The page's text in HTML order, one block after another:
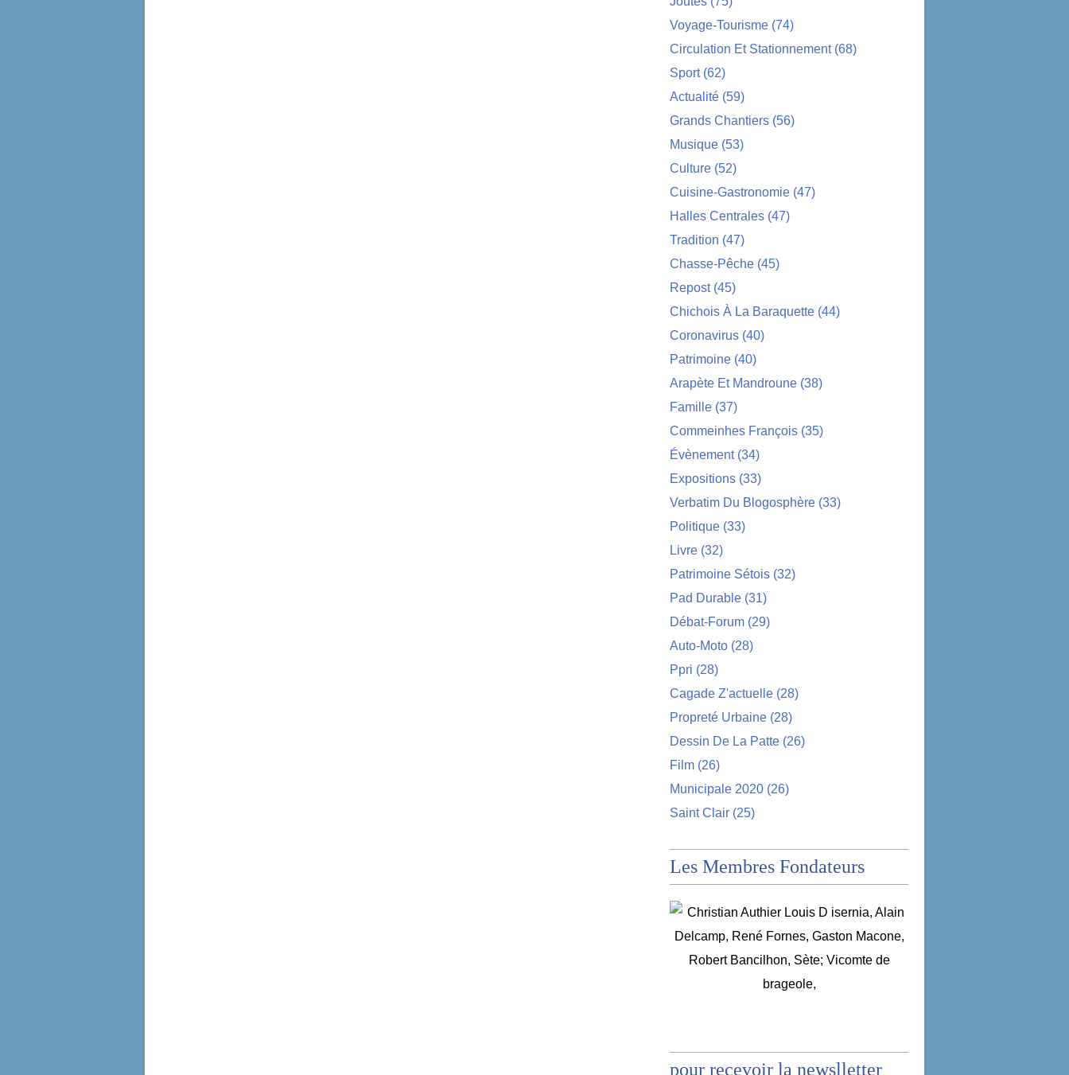
Voyage-Tourisme (74)
Circulation Et Stationnement(68)
Sport(62)
Actualité (59)
Grands Chantiers (56)
Musique (53)
Culture (52)
Cuisine-Gastronomie (47)
Halles Centrales (47)
Tradition (47)
Chasse-Pêche (45)
Repost(45)
Chichois À La Baraquette (44)
Coronavirus (40)
Patrimoine (40)
Arapète Et Mandroune (38)
Famille (37)
Commeinhes François (35)
Évènement(34)
Expositions (33)
Verbatim Du Blogosphère (33)
Politique (33)
Livre (32)
Patrimoine Sétois (32)
Pad Durable (31)
Débat-Forum (29)
Auto-Moto (28)
Ppri (28)
Cagade Z'actuelle (28)
Propreté Urbaine (28)
Dessin De La Patte (26)
Film (26)
Municipale 2020 (26)
Saint Clair (25)
Les Membres Fondateurs
pour recevoir la newslletter